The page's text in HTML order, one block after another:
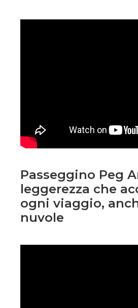
Passeggino Peg
leggerezza che
ogni viaggio,
nuvole